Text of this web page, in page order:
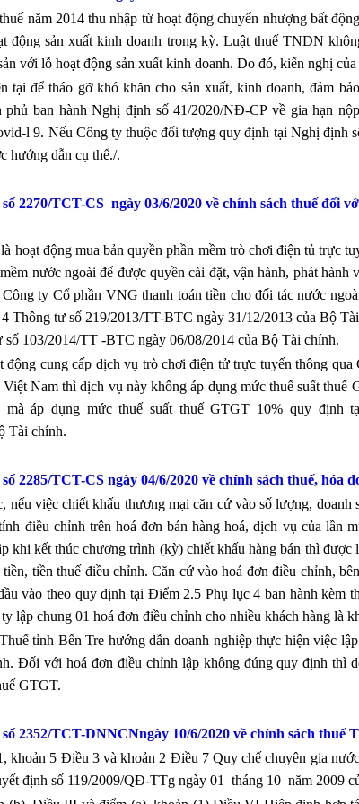
năm 2014 thu nhập từ hoạt động chuyển nhượng bất
động sản xuất kinh doanh trong kỳ. Luật thuế TNDN
với lỗ hoạt động sản xuất kinh doanh. Do đó, kiến nghị
để tháo gỡ khó khăn cho sản xuất, kinh doanh, đảm
phủ ban hành Nghị định số 41/2020/NĐ-CP về gia hạn
l 9. Nếu Công ty thuộc đối tượng quy định tại Nghị định
hướng dẫn cụ thể./.
2270/TCT-CS ngày 03/6/2020 về chính sách thuế đối
động mua bản quyền phần mềm trò chơi điện tủ trực
nước ngoài để được quyền cài đặt, vận hành, phát
ty Cổ phần VNG thanh toán tiền cho đối tác nước
Thông tư số 219/2013/TT-BTC ngày 31/12/2013 của Bộ
103/2014/TT -BTC ngày 06/08/2014 của Bộ Tài chính.
cung cấp dịch vụ trò chơi điện tử trực tuyến thông qua
Nam thì dịch vụ này không áp dụng mức thuế suất
mà áp dụng mức thuế suất thuế GTGT 10% quy định
Tài chính.
2285/TCT-CS ngày 04/6/2020 về chính sách thuế, hóa
việc chiết khấu thương mại căn cứ vào số lượng, doanh
điều chỉnh trên hoá đơn bán hàng hoá, dịch vụ của lần
khi kết thúc chương trình (kỳ) chiết khấu hàng bán thì được
tiền thuế điều chỉnh. Căn cứ vào hoá đơn điều chỉnh,
vào theo quy định tại Điểm 2.5 Phụ lục 4 ban hành kèm
lập chung 01 hoá đơn điều chỉnh cho nhiều khách hàng là
tỉnh Bến Tre hướng dẫn doanh nghiệp thực hiện việc lập
Đối với hoá đơn điều chỉnh lập không đúng quy định thì
GTGT.
2352/TCT-DNNCNngày 10/6/2020 về chính sách thuế
5 Điều 3 và khoản 2 Điều 7 Quy chế chuyên gia
định số 119/2009/QĐ-TTg ngày 01 tháng 10 năm 2009